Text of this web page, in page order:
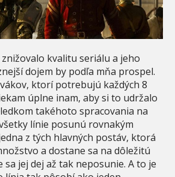
kvalitu seriálu a jeho
dojem by podľa mňa prospel.
ktorí potrebujú každých 8
úplne inam, aby si to udržalo
takéhoto spracovania na
línie posunú rovnakým
z tých hlavných postáv, ktorá
a dostane sa na dôležitú
sa jej dej až tak neposunie. A to je